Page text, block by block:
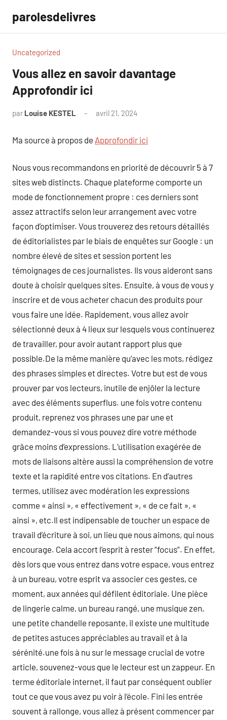
contenu
parolesdelivres
Uncategorized
Vous allez en savoir davantage
Approfondir ici
par Louise KESTEL avril 21, 2024
Ma source à propos de Approfondir ici
Nous vous recommandons en priorité de découvrir 5 à 7
sites web distincts. Chaque plateforme comporte un
mode de fonctionnement propre : ces derniers sont
assez attractifs selon leur arrangement avec votre
façon d’optimiser. Vous trouverez des retours détaillés
de éditorialistes par le biais de enquêtes sur Google : un
nombre élevé de sites et session portent les
témoignages de ces journalistes. Ils vous aideront sans
doute à choisir quelques sites. Ensuite, à vous de vous y
inscrire et de vous acheter chacun des produits pour
vous faire une idée. Rapidement, vous allez avoir
sélectionné deux à 4 lieux sur lesquels vous continuerez
de travailler, pour avoir autant rapport plus que
possible.De la même manière qu’avec les mots, rédigez
des phrases simples et directes. Votre but est de vous
prouver par vos lecteurs, inutile de enjôler la lecture
avec des éléments superflus. une fois votre contenu
produit, reprenez vos phrases une par une et
demandez-vous si vous pouvez dire votre méthode
grâce moins d’expressions. L’utilisation exagérée de
mots de liaisons altère aussi la compréhension de votre
texte et la rapidité entre vos citations. En d’autres
termes, utilisez avec modération les expressions
comme « ainsi », « effectivement », « de ce fait », «
ainsi », etc.Il est indipensable de toucher un espace de
travail d’écriture à soi, un lieu que nous aimons, qui nous
encourage. Cela accort l’esprit à rester “focus”. En effet,
dès lors que vous entrez dans votre espace, vous entrez
à un bureau, votre esprit va associer ces gestes, ce
moment, aux années qui défilent éditoriale. Une pièce
de lingerie calme, un bureau rangé, une musique zen,
une petite chandelle reposante, il existe une multitude
de petites astuces appréciables au travail et à la
sérénité.une fois à nu sur le message crucial de votre
article, souvenez-vous que le lecteur est un zappeur. En
terme éditoriale internet, il faut par conséquent oublier
tout ce que vous avez pu voir à l’école. Fini les entrée
souvent à rallonge, vous allez à présent commencer par